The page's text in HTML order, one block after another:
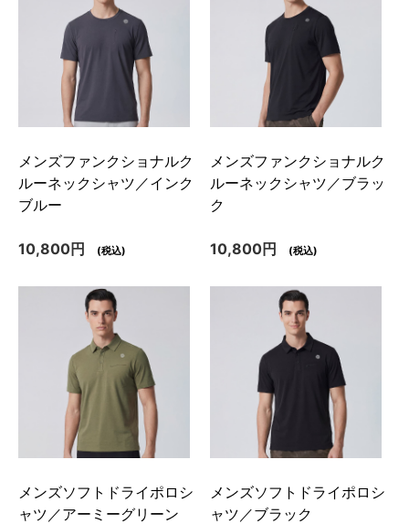
メンズファンクショナルク
ルーネックシャツ／インク
ブルー
10,800円 (税込)
メンズファンクショナルク
ルーネックシャツ／ブラッ
ク
10,800円 (税込)
メンズソフトドライポロシ
ャツ／アーミーグリーン
メンズソフトドライポロシ
ャツ／ブラック